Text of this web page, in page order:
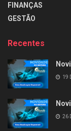
FINANÇAS
GESTÃO
Recentes
19
26